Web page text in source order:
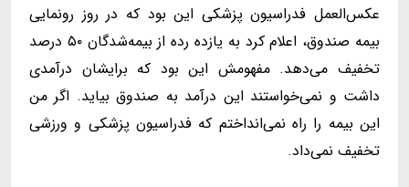
عکس‌العمل فدراسیون پزشکی این بود که در روز رونمایی
بیمه صندوق، اعلام کرد به یازده رده از بیمه‌شدگان ۵۰ درصد
تخفیف می‌دهد. مفهومش این بود که برایشان درآمدی
داشت و نمی‌خواستند این درآمد به صندوق بیاید. اگر من
این بیمه را راه نمی‌انداختم که فدراسیون‌ پزشکی و ورزشی
تخفیف نمی‌داد.